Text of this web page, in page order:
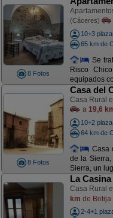
8 Fotos
(Cáceres)
10+3
65 km de
Se
Risco
equipados
8 Fotos
Casa del
Casa Rural
a 19,6
10+2
64 km de
Casa
de la
Sierra, un
La
Casa Rural
km de Botija
2-4+1